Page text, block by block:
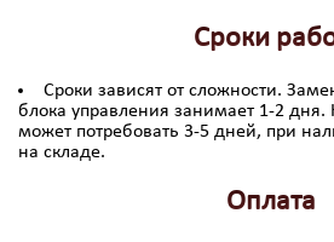
Сроки
Сроки зависят от сложности.
блока управления занимает 1-2
может потребовать 3-5 дней, при
на складе.
Оплата